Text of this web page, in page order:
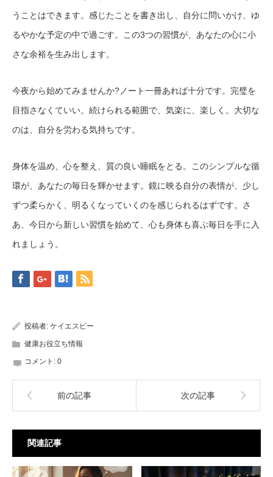
うことはできます。感じたことを書き出し、自分に問いかけ、ゆ
るやかな予定の中で過ごす。この3つの習慣が、あなたの心に小
さな余裕を生み出します。
今夜から始めてみませんか?ノート一冊あれば十分です。完璧を
目指さなくていい。続けられる範囲で、気楽に、楽しく。大切な
のは、自分を労わる気持ちです。
身体を温め、心を整え、質の良い睡眠をとる。このシンプルな循
環が、あなたの毎日を輝かせます。鏡に映る自分の表情が、少し
ずつ柔らかく、明るくなっていくのを感じられるはずです。さ
あ、今日から新しい習慣を始めて、心も身体も喜ぶ毎日を手に入
れましょう。
投稿者: ケイエスビー
健康お役立ち情報
コメント: 0
前の記事 次の記事
関連記事